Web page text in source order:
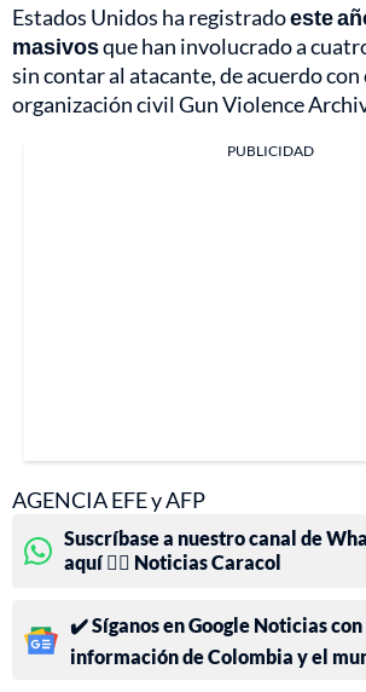
Estados Unidos ha registradoeste
masivosque han involucrado a
sin contar al atacante, de acuerdo con
organización civil Gun Violence
PUBLICIDAD
AGENCIA EFE y AFP
Suscríbase a nuestro canal de
aquí 👉🏻 Noticias Caracol
✔️ Síganos en Google Noticias
información de Colombia y el